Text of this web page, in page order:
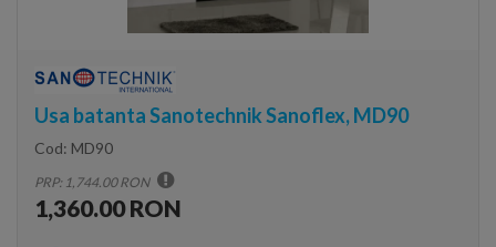
Usa batanta Sanotechnik Sanoflex, MD90
Cod: MD90
PRP: 1,744.00 RON
1,360.00 RON